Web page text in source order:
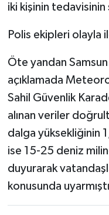
iki kişinin
Polis ekipleri olayla
Öte yandan
açıklamada
Sahil Güvenlik
alınan veriler
dalga yüksekliğinin
ise 15-25 deniz
duyurarak
konusunda